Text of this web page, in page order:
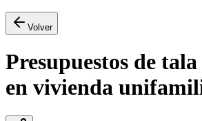
Volver
Presupuestos de
en vivienda